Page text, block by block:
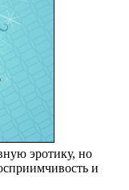
эротику, но
и